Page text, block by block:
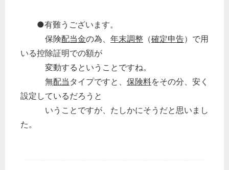
●有難うございます。
保険配当金の為、 年末調整 （確定申告）で用
いる控除証明での額が
変動するということですね。
無配当 タイプですと、 保険料をその分、安く
設定しているだろうと
いうことですが、たしかにそうだと思いまし
た。
どのカテゴリーに投稿しますか？
選択してください